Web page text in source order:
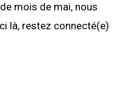
mois de mai, nous
là, restez connecté(e)